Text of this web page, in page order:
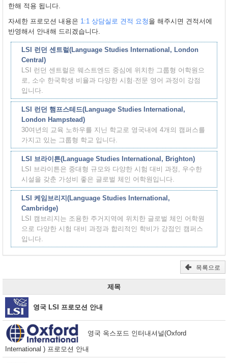
한해 적용 됩니다.
자세한 프로모션 내용은 1:1 상담실로 견적 요청 을 해주시면 견적서에
반영해서 안내해 드리겠습니다.
LSI 런던 센트럴(Language Studies International, London
Central)
LSI 런던 센트럴은 웨스트엔드 중심에 위치한 그룹형 어학원으
로, 소수 한국학생 비율과 다양한 시험·전문 영어 과정이 강점
입니다.
LSI 런던 햄프스테드(Language Studies International,
London Hampstead)
30여년의 교육 노하우를 지닌 학교로 영국내에 4개의 캠퍼스를
가지고 있는 그룹형 학교 입니다.
LSI 브라이튼(Language Studies International, Brighton)
LSI 브라이튼은 중대형 규모와 다양한 시험 대비 과정, 우수한
시설을 갖춘 가성비 좋은 글로벌 체인 어학원입니다.
LSI 케임브리지(Language Studies International,
Cambridge)
LSI 캠브리지는 조용한 주거지역에 위치한 글로벌 체인 어학원
으로 다양한 시험 대비 과정과 합리적인 학비가 강점인 캠퍼스
입니다.
목록으로
제목
영국 LSI 프로모션 안내
영국 옥스포드 인터내셔널(Oxford
International ) 프로모션 안내